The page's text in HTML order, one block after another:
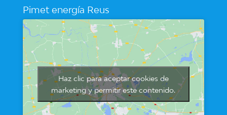
Pimet energía Reus
Haz clic para aceptar cookies de
marketing y permitir este contenido.